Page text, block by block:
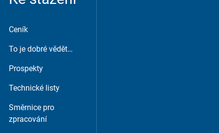
Ceník
To je dobré vědět…
Prospekty
Technické listy
Směrnice pro
zpracování